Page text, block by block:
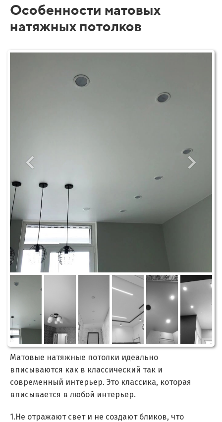
Особенности матовых
натяжных потолков
Матовые натяжные потолки идеально
вписываются как в классический так и
современный интерьер. Это классика, которая
вписывается в любой интерьер.
1.Не отражают свет и не создают бликов, что